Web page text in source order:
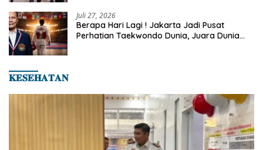
Juli 27, 2026
Berapa Hari Lagi ! Jakarta Jadi Pusat
Perhatian Taekwondo Dunia, Juara Dunia
𝐊𝐄𝐒𝐄𝐇𝐀𝐓𝐀𝐍